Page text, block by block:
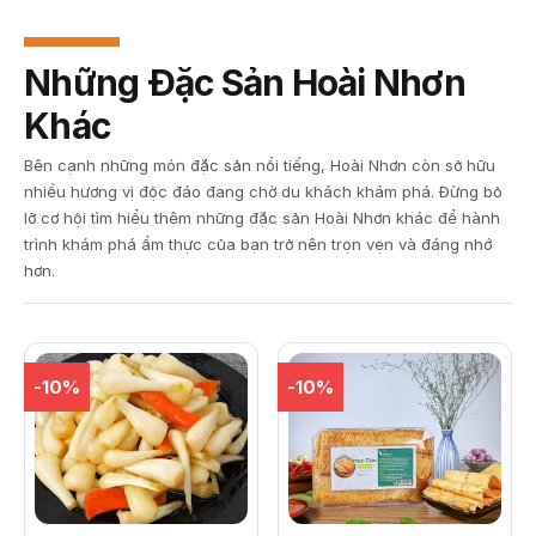
Những Đặc Sản Hoài Nhơn
Khác
Bên cạnh những món đặc sản nổi tiếng, Hoài Nhơn còn sở hữu
nhiều hương vị độc đáo đang chờ du khách khám phá. Đừng bỏ
lỡ cơ hội tìm hiểu thêm những đặc sản Hoài Nhơn khác để hành
trình khám phá ẩm thực của bạn trở nên trọn vẹn và đáng nhớ
hơn.
-10% -10%